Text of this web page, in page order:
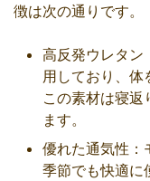
徴は次の通りです。
高反発ウレタン
用しており、体
この素材は寝返
ます。
優れた通気性：
季節でも快適に